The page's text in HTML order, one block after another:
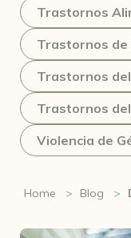
Trastornos
Trastornos de
Trastornos
Trastornos
Violencia de
Home Blog